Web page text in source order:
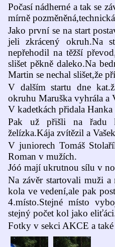
Počasí nádherné a tak se
mírně
Jako první se na start
jeli zkrácený okruh.Na
nepřehodil na těžší
slišet pěkně daleko.Na
Martin se nechal slišet,že
V dalším startu dne
okruhu Maruška vyhrála a
V kadetkách přidala
Pak už přišli na řadu
želízka.Kája zvítězil a
V juniorech Tomáš
Roman v mužích.
Jóó mají ukrutnou sílu v
Na závěr startovali muži
kola ve vedení,ale pak
4.místo.Stejné místo
stejný počet kol jako
Fotky v sekci AKCE a